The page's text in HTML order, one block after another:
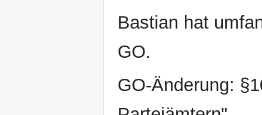
Bastian hat
GO.
GO-Änderung: